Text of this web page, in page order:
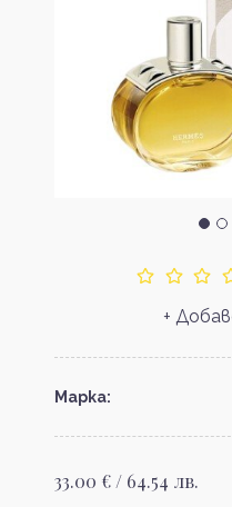
+
Марка:
33.00 € / 64.54 лв.